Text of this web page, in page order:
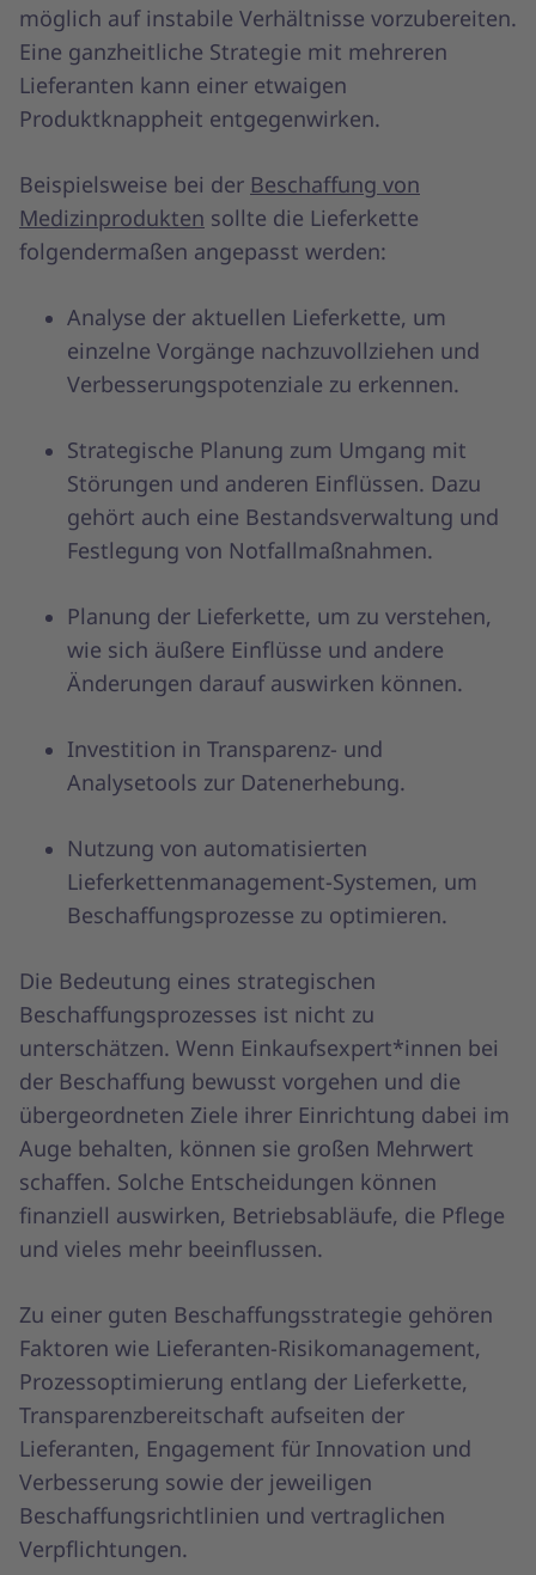
möglich auf instabile Verhältnisse vorzubereiten.
Eine ganzheitliche Strategie mit mehreren
Lieferanten kann einer etwaigen
Produktknappheit entgegenwirken.
Beispielsweise bei der Beschaffung von
Medizinprodukten sollte die Lieferkette
folgendermaßen angepasst werden:
Analyse der aktuellen Lieferkette, um
einzelne Vorgänge nachzuvollziehen und
Verbesserungspotenziale zu erkennen.
Strategische Planung zum Umgang mit
Störungen und anderen Einflüssen. Dazu
gehört auch eine Bestandsverwaltung und
Festlegung von Notfallmaßnahmen.
Planung der Lieferkette, um zu verstehen,
wie sich äußere Einflüsse und andere
Änderungen darauf auswirken können.
Investition in Transparenz- und
Analysetools zur Datenerhebung.
Nutzung von automatisierten
Lieferkettenmanagement-Systemen, um
Beschaffungsprozesse zu optimieren.
Die Bedeutung eines strategischen
Beschaffungsprozesses ist nicht zu
unterschätzen. Wenn Einkaufsexpert*innen bei
der Beschaffung bewusst vorgehen und die
übergeordneten Ziele ihrer Einrichtung dabei im
Auge behalten, können sie großen Mehrwert
schaffen. Solche Entscheidungen können
finanziell auswirken, Betriebsabläufe, die Pflege
und vieles mehr beeinflussen.
Zu einer guten Beschaffungsstrategie gehören
Faktoren wie Lieferanten-Risikomanagement,
Prozessoptimierung entlang der Lieferkette,
Transparenzbereitschaft aufseiten der
Lieferanten, Engagement für Innovation und
Verbesserung sowie der jeweiligen
Beschaffungsrichtlinien und vertraglichen
Verpflichtungen.